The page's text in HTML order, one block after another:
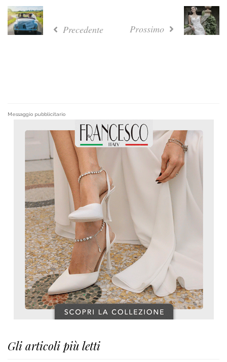
Precedente Prossimo
Messaggio pubblicitario
Gli articoli più letti